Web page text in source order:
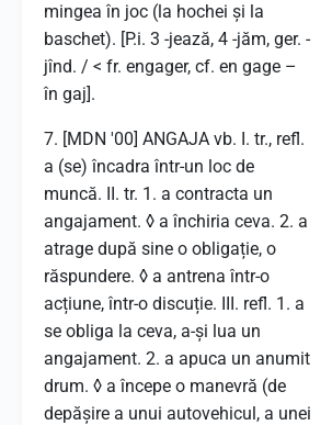
mingea în joc (la hochei și la
baschet). [P.i. 3 -jează, 4 -jăm, ger. -
jînd. / < fr. engager, cf. en gage –
în gaj].
7. [MDN '00] ANGAJA vb. I. tr., refl.
a (se) încadra într-un loc de
muncă. II. tr. 1. a contracta un
angajament. ◊ a închiria ceva. 2. a
atrage după sine o obligație, o
răspundere. ◊ a antrena într-o
acțiune, într-o discuție. III. refl. 1. a
se obliga la ceva, a-și lua un
angajament. 2. a apuca un anumit
drum. ◊ a începe o manevră (de
depășire a unui autovehicul, a unei